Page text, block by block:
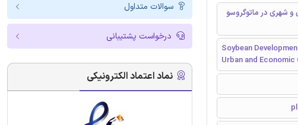
و شهری در ماتوگروسو
Soybean
Urban and
سوالات متداول
درخواست پشتیبانی
نماد اعتماد الکترونیکی